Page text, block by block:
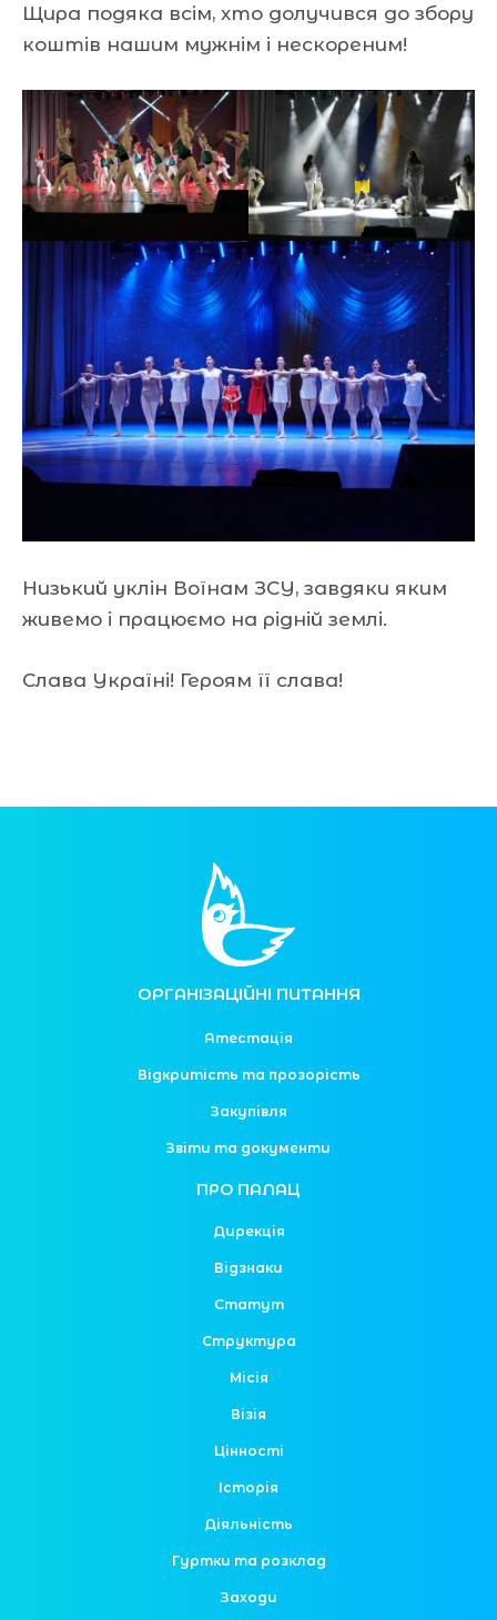
Щира подяка всім, хто долучився до збору
коштів нашим мужнім і нескореним!
Низький уклін Воїнам ЗСУ, завдяки яким
живемо і працюємо на рідній землі.
Слава Україні! Героям її слава!
ОРГАНІЗАЦІЙНІ ПИТАННЯ
Атестація
Відкритість та прозорість
Закупівля
Звіти та документи
ПРО ПАЛАЦ
Дирекція
Відзнаки
Статут
Структура
Місія
Візія
Цінності
Історія
Діяльність
Гуртки та розклад
Заходи